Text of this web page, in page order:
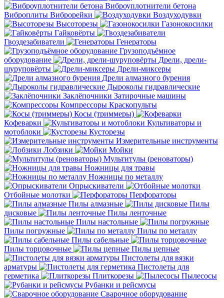
Виброуплотнители бетона
Виброплиты Виброрейки
Воздуходувки
Высоторезы
Газонокосилки
Гайковёрты
Гвоздезабиватели
Генераторы
Грузоподъёмное
оборудование
Дрели, дрели-
шуруповёрты
Дрели-миксеры
Дрели алмазного бурения
Дыроколы гидравлические
Заклёпочники Затирочные машины
Компрессоры Краскопульты
Косы (триммеры)
Кофеварки
Культиваторы и
мотоблоки
Кусторезы
Измерительные инструменты
Лобзики
Мойки
Мультитулы (реноваторы)
Ножницы для травы
Ножницы по металлу
Опрыскиватели
Отбойные молотки
Перфораторы
Пилы алмазные
Пилы
дисковые
Пилы ленточные
Пилы настольные
Пилы погружные
Пилы по металлу
Пилы сабельные
Пилы торцовочные
Пилы цепные
Пистолеты для вязки
арматуры
Пистолеты для
герметика
Плиткорезы
Пылесосы
Рубанки и рейсмусы
Сварочное оборудование